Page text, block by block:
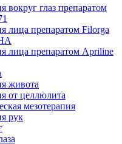
вокруг глаз препаратом
лица препаратом Filorga
лица препаратом Apriline
живота
от целлюлита
мезотерапия
рук